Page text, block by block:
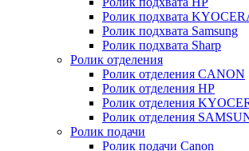
Ролик подхвата
Ролик подхвата Samsung
Ролик подхвата Sharp
Ролик отделения
Ролик отделения CANON
Ролик отделения HP
Ролик отделения
Ролик отделения
Ролик подачи
Ролик подачи Canon